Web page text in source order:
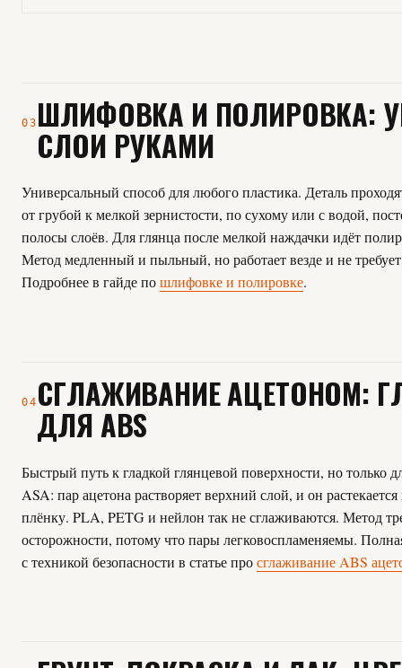
03 ШЛИФОВКА И ПОЛИРОВКА:
СЛОИ РУКАМИ
Универсальный способ для любого пластика. Деталь
от грубой к мелкой зернистости, по сухому или с водой,
полосы слоёв. Для глянца после мелкой наждачки идёт
Метод медленный и пыльный, но работает везде и не
Подробнее в гайде пошлифовке и полировке.
04 СГЛАЖИВАНИЕ АЦЕТОНОМ:
ДЛЯ ABS
Быстрый путь к гладкой глянцевой поверхности, но только
ASA: пар ацетона растворяет верхний слой, и он
плёнку. PLA, PETG и нейлон так не сглаживаются. Метод
осторожности, потому что пары легковоспламеняемы.
с техникой безопасности в статье просглаживание ABS